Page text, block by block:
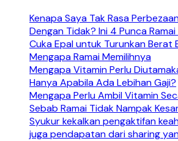
Kenapa Saya Tak Rasa
Dengan Tidak? Ini 4 Punca
Cuka Epal untuk Turunkan Berat
Mengapa Ramai Memilihnya
Mengapa Vitamin Perlu
Hanya Apabila Ada Lebihan Gaji?
Mengapa Perlu Ambil Vitamin
Sebab Ramai Tidak Nampak
Syukur kekalkan pengaktifan
juga pendapatan dari sharing